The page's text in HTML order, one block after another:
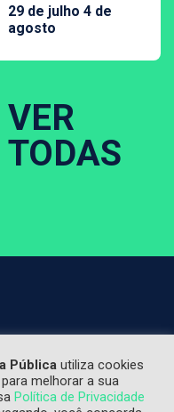
29 de julho 4 de
agosto
VER
TODAS
Pública utiliza cookies
melhorar a sua
Política de Privacidade